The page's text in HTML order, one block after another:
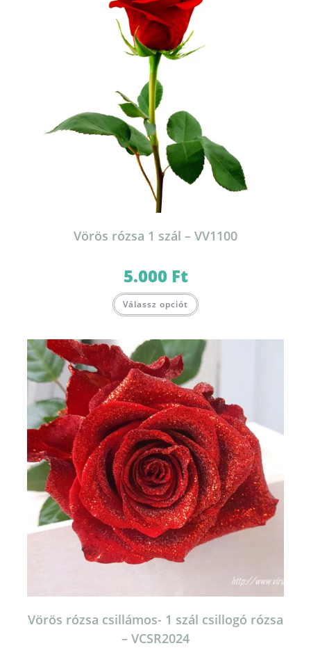
Vörös rózsa 1 szál – VV1100
5.000 Ft
Válassz opciót
Vörös rózsa csillámos- 1 szál csillogó rózsa
– VCSR2024